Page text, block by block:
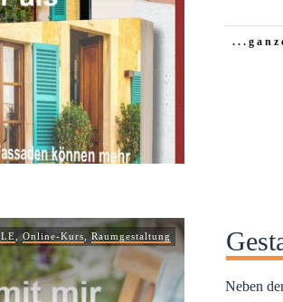
,Online-Kurs ,Raumgestaltung
Neben